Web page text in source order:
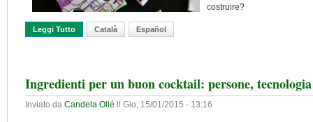
costruire?
Leggi Tutto Su I Social Networks E La Costruzione Della Reputazione
Català Español
Ingredienti per un buon cocktail: persone, tecnologia
Inviato da Candela Ollé il Gio, 15/01/2015 - 13:16